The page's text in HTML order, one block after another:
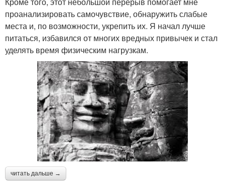
проанализировать самочувствие, обнаружить слабые
места и, по возможности, укрепить их. Я начал лучше
питаться, избавился от многих вредных привычек и стал
уделять время физическим нагрузкам.
читать дальше →